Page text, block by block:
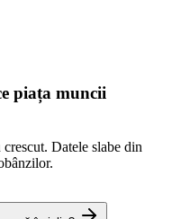
piața muncii
crescut. Datele slabe din